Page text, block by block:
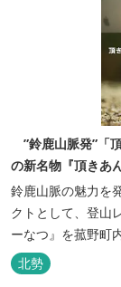
”鈴鹿山脈発”「
の新名物『頂きあ
鈴鹿山脈の魅力を
クトとして、登山
ーなつ』を菰野町
（金）より販売を開始いたしま
の「頂き」を目指
北勢